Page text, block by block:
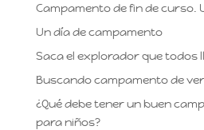
Campamento de fin de curso.
Un día de campamento
Saca el explorador que todos
Buscando campamento de
¿Qué debe tener un buen
para niños?